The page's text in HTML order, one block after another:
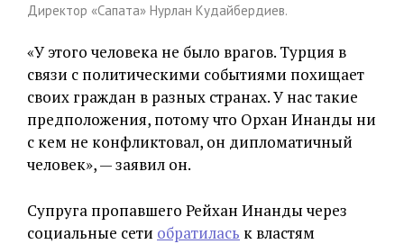
Директор «Сапата» Нурлан Кудайбердиев.
«У этого человека не было врагов. Турция в
связи с политическими событиями похищает
своих граждан в разных странах. У нас такие
предположения, потому что Орхан Инанды ни
с кем не конфликтовал, он дипломатичный
человек», — заявил он.
Супруга пропавшего Рейхан Инанды через
социальные сети обратилась к властям